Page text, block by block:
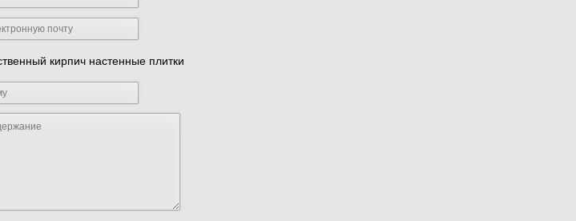
кирпич настенные плитки